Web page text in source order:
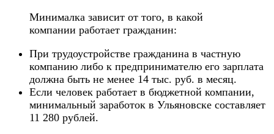
Минималка зависит от того, в какой
компании работает гражданин:
При трудоустройстве гражданина в частную
компанию либо к предпринимателю его зарплата
должна быть не менее 14 тыс. руб. в месяц.
Если человек работает в бюджетной компании,
минимальный заработок в Ульяновске составляет
11 280 рублей.